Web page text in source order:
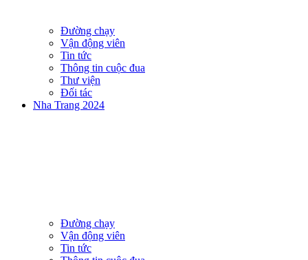
Đường chạy
Vận động viên
Tin tức
Thông tin cuộc đua
Thư viện
Đối tác
Nha Trang 2024
Đường chạy
Vận động viên
Tin tức